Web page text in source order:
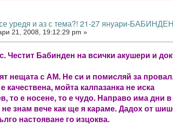
уредя и аз с тема?! 21-27 януари-
21, 2008, 19:12:29 pm »
Честит Бабинден на всички акушери и
нещата с АМ. Не си и помисляй за
качествена, мойта калпазанка не иска
то е носене, то е чудо. Направо има дни в
знам вече как ще я караме. Дадох от
настояване го изцоква.